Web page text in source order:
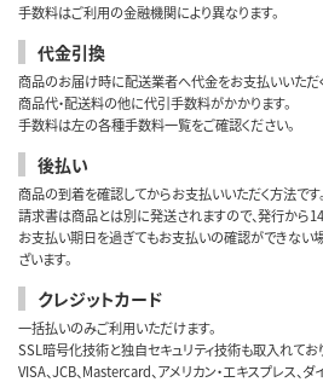
手数料はご利用の金融機関により異なります。
代金引換
商品のお届け時に配送業者へ代金をお支払いいただ
商品代・配送料の他に代引手数料がかかります。
手数料は左の各種手数料一覧をご確認ください。
後払い
商品の到着を確認してからお支払いいただく方法です。
請求書は商品とは別に発送されますので、発行から
お支払い期日を過ぎてもお支払いの確認ができない
ざいます。
クレジットカード
一括払いのみご利用いただけます。
SSL暗号化技術と独自セキュリティ技術も取入れてお
VISA、JCB、Mastercard、アメリカン・エキスプレス、